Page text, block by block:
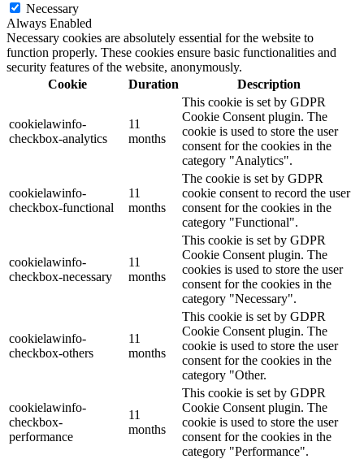
Necessary
Always Enabled
Necessary cookies are absolutely essential for the website to
function properly. These cookies ensure basic functionalities and
security features of the website, anonymously.
Cookie
Duration Description
cookielawinfo-
checkbox-analytics
11
months
This cookie is set by GDPR
Cookie Consent plugin. The
cookie is used to store the user
consent for the cookies in the
category "Analytics".
cookielawinfo-
checkbox-functional
11
months
The cookie is set by GDPR
cookie consent to record the user
consent for the cookies in the
category "Functional".
cookielawinfo-
checkbox-necessary
11
months
This cookie is set by GDPR
Cookie Consent plugin. The
cookies is used to store the user
consent for the cookies in the
category "Necessary".
cookielawinfo-
checkbox-others
11
months
This cookie is set by GDPR
Cookie Consent plugin. The
cookie is used to store the user
consent for the cookies in the
category "Other.
cookielawinfo-
checkbox-
performance
11
months
This cookie is set by GDPR
Cookie Consent plugin. The
cookie is used to store the user
consent for the cookies in the
category "Performance".